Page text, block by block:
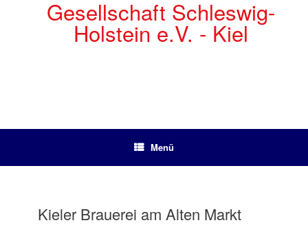
Gesellschaft Schleswig-
Holstein e.V. - Kiel
Menü
Kieler Brauerei am Alten Markt